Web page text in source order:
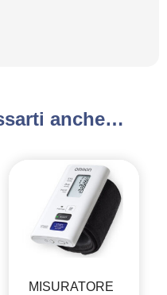
anche…
MISURATORE